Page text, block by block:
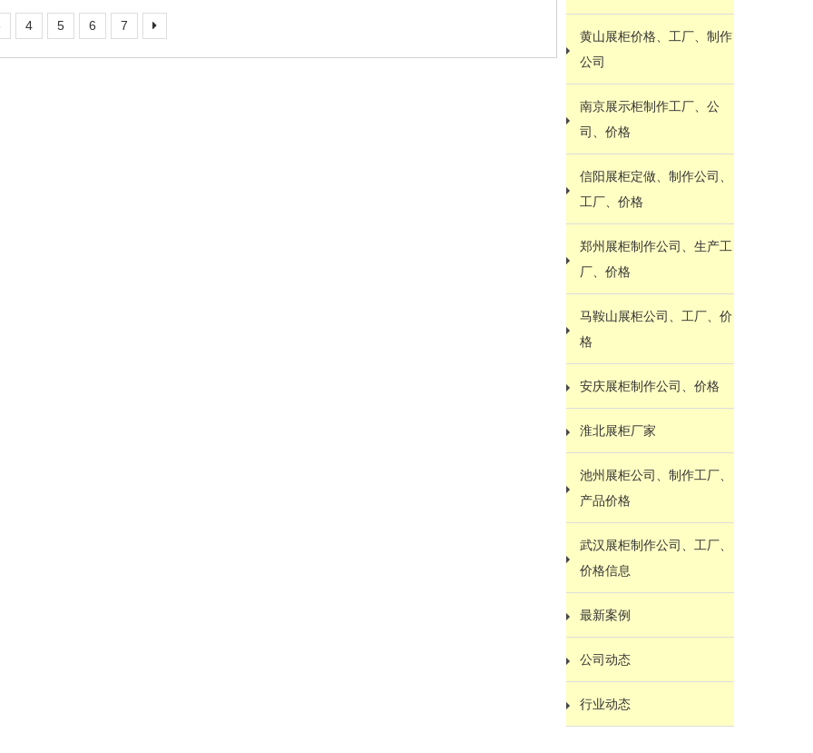
4 5 6 7
黄山展柜价格、工厂、制作
公司
南京展示柜制作工厂、公
司、价格
信阳展柜定做、制作公司、
工厂、价格
郑州展柜制作公司、生产工
厂、价格
马鞍山展柜公司、工厂、价
格
安庆展柜制作公司、价格
淮北展柜厂家
池州展柜公司、制作工厂、
产品价格
武汉展柜制作公司、工厂、
价格信息
最新案例
公司动态
行业动态